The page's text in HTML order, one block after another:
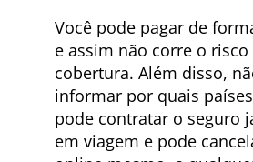
Você pode pagar de
e assim não corre o
cobertura. Além disso,
informar por quais
pode contratar o seguro
em viagem e pode